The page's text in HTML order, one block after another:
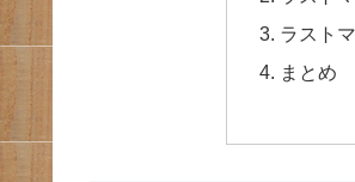
ラスト
まとめ